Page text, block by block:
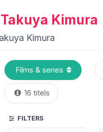
Kimura
Kimura
16 titels
FILTERS